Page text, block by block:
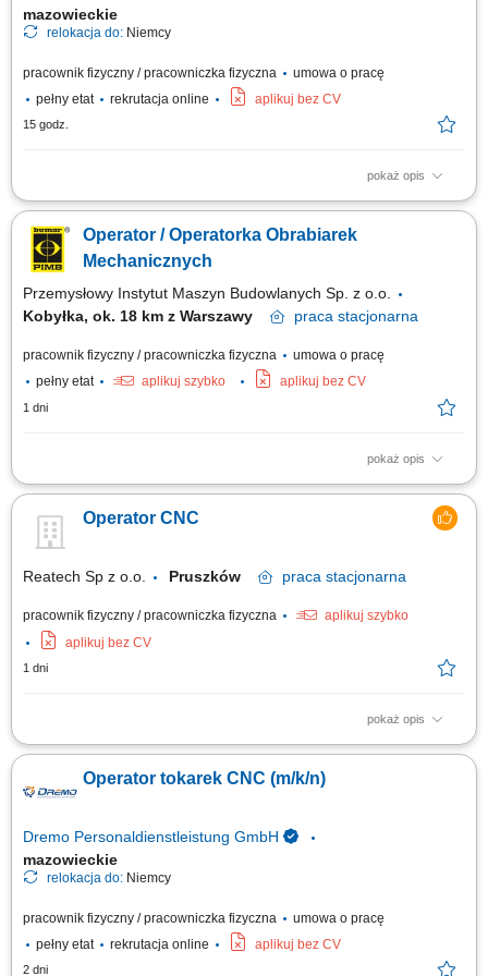
mazowieckie
relokacja do: Niemcy
pracownik fizyczny / pracowniczka fizyczna
umowa o pracę
pełny etat
rekrutacja online aplikuj bez CV
15 godz.
pokaż opis
Nasz klient poszerza zespół i poszukuje doświadczonych operatorów
umiejętności w obsłudze i ustawianiu urządzeń CNC oraz chcą pracować
w nowoczesnym, dobrze wyposażonym środowisku produkcyjnym.
Zakres obowiązków:...
Operator / Operatorka Obrabiarek
Mechanicznych
Przemysłowy Instytut Maszyn Budowlanych Sp. z o.o.
Kobyłka, ok. 18 km z Warszawy
praca stacjonarna
pracownik fizyczny / pracowniczka fizyczna
umowa o pracę
pełny etat
aplikuj szybko aplikuj bez CV
1 dni
pokaż opis
Zakres obowiązków: realizacja procesu produkcji elementów metalowych
maszyn do pracy poprzez ustawianie parametrów i wymianę
oprzyrządowania, wykonywanie detali zgodnie z dokumentacją
Operator CNC
Reatech Sp z o.o. Pruszków praca stacjonarna
pracownik fizyczny / pracowniczka fizyczna
aplikuj szybko
aplikuj bez CV
1 dni
pokaż opis
Samodzielna obsługa i nadzór nad pracą maszyn CNC (frezarki lub
Wykonywanie detali zgodnie z rysunkiem technicznym i specyfikacją.
Kontrola jakości wyprodukowanych elementów z wykorzystaniem
Operator tokarek CNC (m/k/n)
Dremo Personaldienstleistung GmbH
mazowieckie
relokacja do: Niemcy
pracownik fizyczny / pracowniczka fizyczna
umowa o pracę
pełny etat
rekrutacja online aplikuj bez CV
2 dni